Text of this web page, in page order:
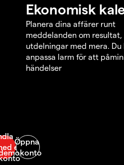
Ekonomisk
Planera dina affärer runt
meddelanden om resultat,
utdelningar med mera. Du
anpassa larm för att
händelser